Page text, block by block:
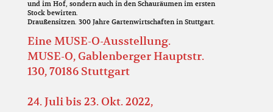
und im Hof, sondern auch in den Schauräumen im ersten
Stock bewirten.
Draußensitzen. 300 Jahre Gartenwirtschaften in Stuttgart.
Eine MUSE-O-Ausstellung.
MUSE-O, Gablenberger Hauptstr.
130, 70186 Stuttgart
24. Juli bis 23. Okt. 2022,